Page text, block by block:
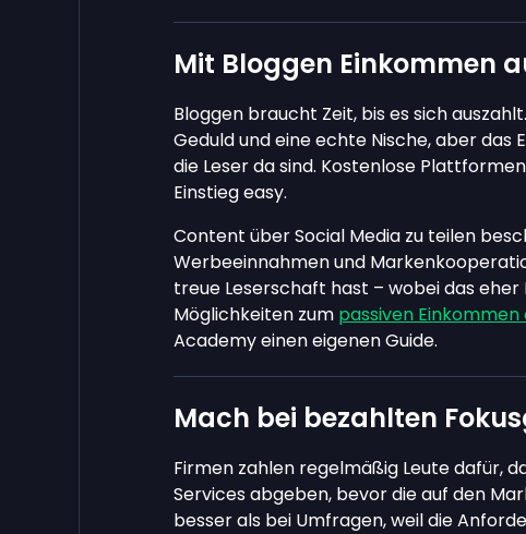
Mit Bloggen Einkommen
Bloggen braucht Zeit, bis es sich
Geduld und eine echte Nische, aber
die Leser da sind. Kostenlose
Einstieg easy.
Content über Social Media zu teilen
Werbeeinnahmen und
treue Leserschaft hast – wobei das
Möglichkeiten zum passiven
Academy einen eigenen Guide.
Mach bei bezahlten
Firmen zahlen regelmäßig Leute dafür,
Services abgeben, bevor die auf den
besser als bei Umfragen, weil die